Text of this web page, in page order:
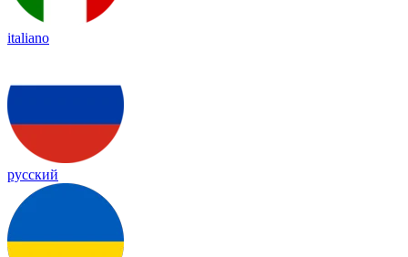
italiano
русский